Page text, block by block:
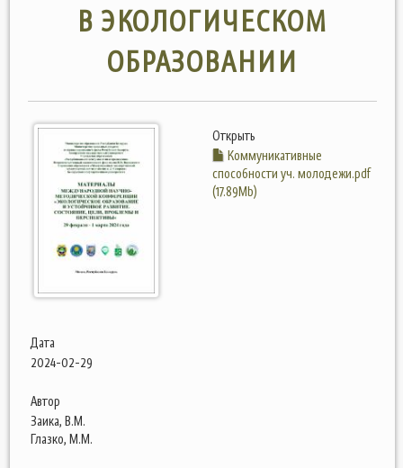
В ЭКОЛОГИЧЕСКОМ
ОБРАЗОВАНИИ
Открыть
Коммуникативные
способности уч. молодежи.pdf
(17.89Mb)
Дата
2024-02-29
Автор
Заика, В.М.
Глазко, М.М.